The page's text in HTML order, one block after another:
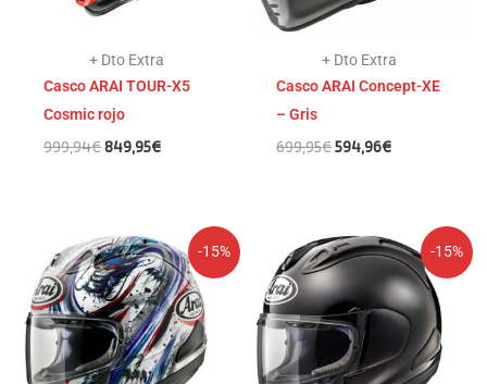
+ Dto Extra
Casco ARAI TOUR-X5
Cosmic rojo
999,94€849,95€
+ Dto Extra
Casco ARAI Concept-XE
– Gris
699,95€594,96€
-15%
El
precio
original
era:
1.099,96€.
El
precio
actual
es:
934,97€.
-15%
El
precio
original
era:
999,94€.
El
precio
actual
es:
849,95€.